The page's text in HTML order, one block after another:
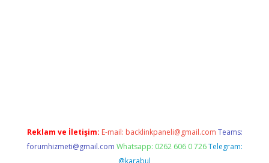
Reklam ve İletişim: E-mail: backlinkpaneli@gmail.com Teams:
forumhizmeti@gmail.com Whatsapp: 0262 606 0 726 Telegram:
@karabul